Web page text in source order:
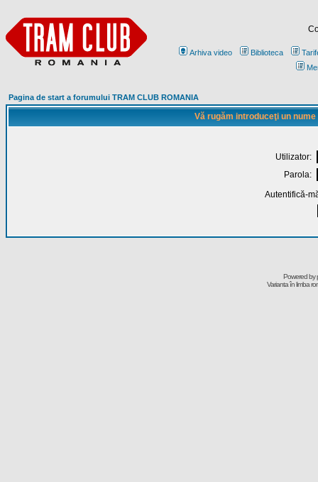
Arhiva video Biblioteca
Pagina de start a forumului TRAM CLUB ROMANIA
Vă rugăm introduceţi un
Utilizator:
Parola:
Autentifică-
Powered by
Varianta în limba